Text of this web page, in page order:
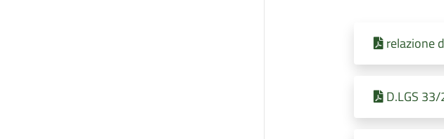
relazione
D.LGS